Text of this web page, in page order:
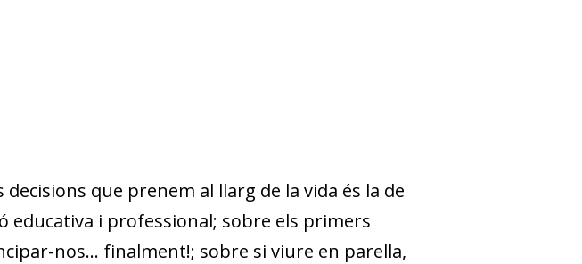
que prenem al llarg de la vida és la de
educativa i professional; sobre els primers
nos... finalment!; sobre si viure en parella,